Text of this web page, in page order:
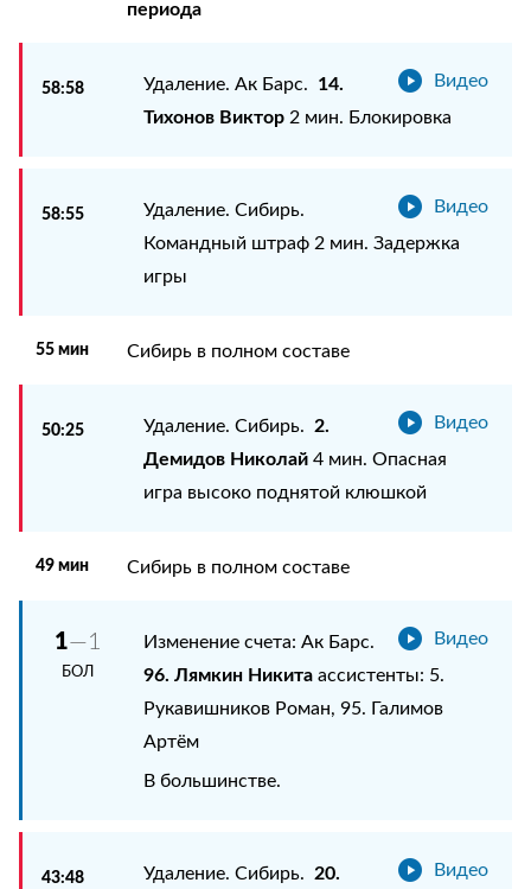
периода
58:58 Видео
Удаление. Ак Барс. 14.
Тихонов Виктор2 мин. Блокировка
58:55 Видео
Удаление. Сибирь.
Командный штраф 2 мин. Задержка
игры
55 мин Сибирь в полном составе
50:25 Видео
Удаление. Сибирь. 2.
Демидов Николай4 мин. Опасная
игра высоко поднятой клюшкой
49 мин Сибирь в полном составе
1—1
БОЛ
Видео
Изменение счета: Ак Барс.
96. Лямкин Никитаассистенты: 5.
Рукавишников Роман, 95. Галимов
Артём
В большинстве.
43:48 Видео
Удаление. Сибирь. 20.